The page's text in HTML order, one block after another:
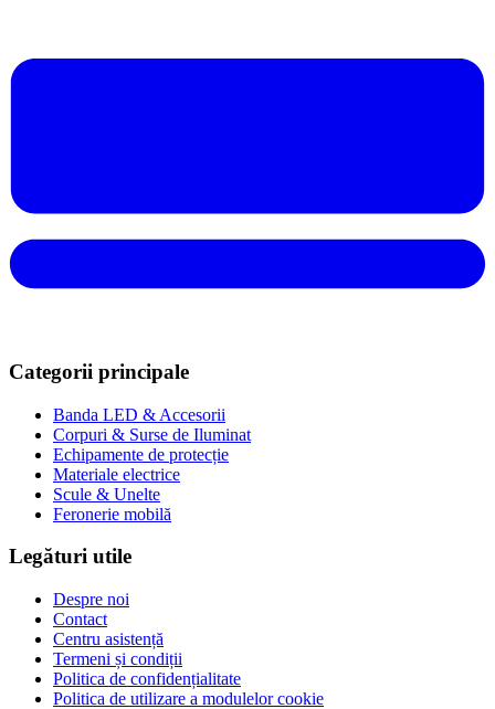
Categorii principale
Banda LED & Accesorii
Corpuri & Surse de Iluminat
Echipamente de protecție
Materiale electrice
Scule & Unelte
Feronerie mobilă
Legături utile
Despre noi
Contact
Centru asistență
Termeni și condiții
Politica de confidențialitate
Politica de utilizare a modulelor cookie